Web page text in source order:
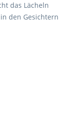
das Lächeln
den Gesichtern